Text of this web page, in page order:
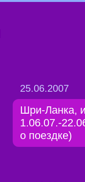
25.06.2007
Шри-Ланка,
1.06.07.-
о поездке)